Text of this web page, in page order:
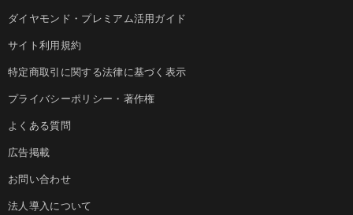
ダイヤモンド・プレミアム活用ガイド
サイト利用規約
特定商取引に関する法律に基づく表示
プライバシーポリシー・著作権
よくある質問
広告掲載
お問い合わせ
法人導入について